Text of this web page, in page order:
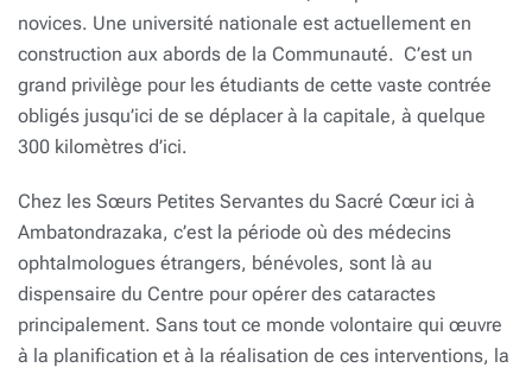
novices. Une université nationale est actuellement en
construction aux abords de la Communauté. C’est un
grand privilège pour les étudiants de cette vaste contrée
obligés jusqu’ici de se déplacer à la capitale, à quelque
300 kilomètres d’ici.
Chez les Sœurs Petites Servantes du Sacré Cœur ici à
Ambatondrazaka, c’est la période où des médecins
ophtalmologues étrangers, bénévoles, sont là au
dispensaire du Centre pour opérer des cataractes
principalement. Sans tout ce monde volontaire qui œuvre
à la planification et à la réalisation de ces interventions, la